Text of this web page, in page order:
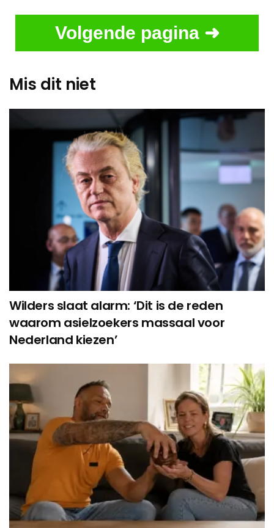
Volgende pagina ➜
Mis dit niet
Wilders slaat alarm: ‘Dit is de reden
waarom asielzoekers massaal voor
Nederland kiezen’